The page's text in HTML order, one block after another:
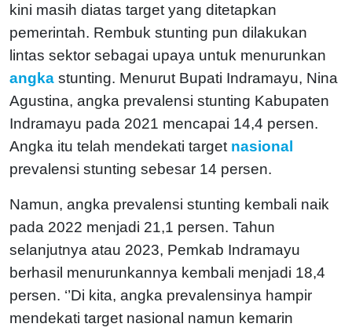
kini masih diatas target yang ditetapkan
pemerintah. Rembuk stunting pun dilakukan
lintas sektor sebagai upaya untuk menurunkan
angka stunting. Menurut Bupati Indramayu, Nina
Agustina, angka prevalensi stunting Kabupaten
Indramayu pada 2021 mencapai 14,4 persen.
Angka itu telah mendekati target nasional
prevalensi stunting sebesar 14 persen.
Namun, angka prevalensi stunting kembali naik
pada 2022 menjadi 21,1 persen. Tahun
selanjutnya atau 2023, Pemkab Indramayu
berhasil menurunkannya kembali menjadi 18,4
persen. ‘’Di kita, angka prevalensinya hampir
mendekati target nasional namun kemarin